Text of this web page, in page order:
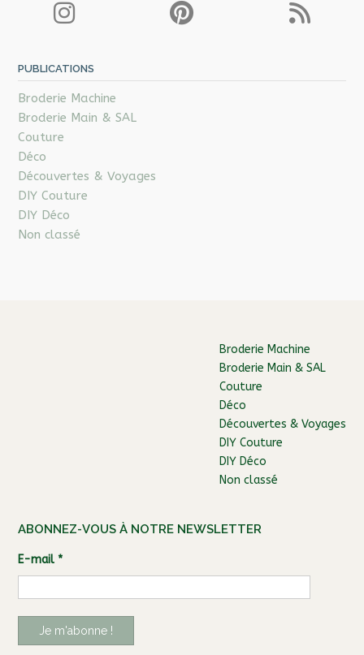
PUBLICATIONS
Broderie Machine
Broderie Main & SAL
Couture
Déco
Découvertes & Voyages
DIY Couture
DIY Déco
Non classé
Broderie Machine
Broderie Main & SAL
Couture
Déco
Découvertes & Voyages
DIY Couture
DIY Déco
Non classé
ABONNEZ-VOUS À NOTRE NEWSLETTER
E-mail *